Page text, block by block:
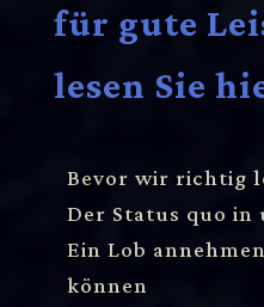
für gute
lesen Sie
Bevor wir richtig
Der Status quo in
Ein Lob
können